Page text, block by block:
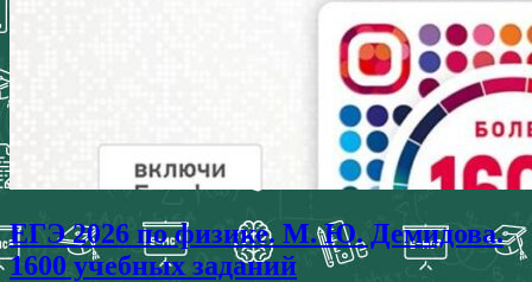
ЕГЭ 2026 по физике. М. Ю. Демидова.
1600 учебных заданий